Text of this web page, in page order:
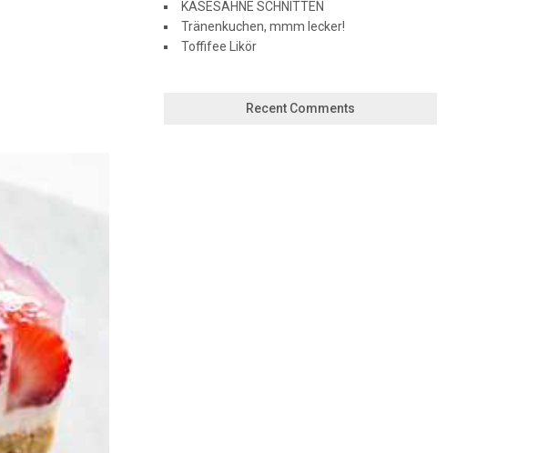
KÄSESAHNE SCHNITTEN
Tränenkuchen, mmm lecker!
Toffifee Likör
Recent Comments